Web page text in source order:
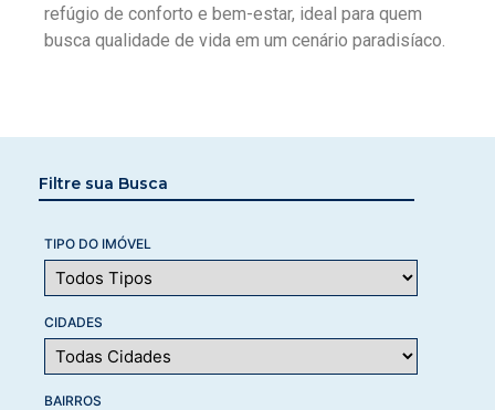
Filtre sua Busca
TIPO DO IMÓVEL
CIDADES
BAIRROS
refúgio de conforto e bem-estar, ideal para quem
busca qualidade de vida em um cenário paradisíaco.